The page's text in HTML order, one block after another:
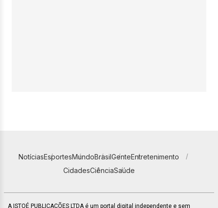
NotíciasEsportesMundoBrasilGenteEntretenimento
CidadesCiênciaSaúde
A ISTOÉ PUBLICAÇÕES LTDA é um portal digital independente e sem